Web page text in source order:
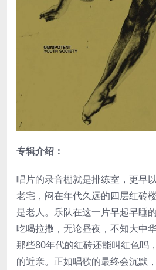
专辑介绍：
唱片的录音棚就是排练室，更早
老宅，闷在年代久远的四层红砖
是老人。乐队在这一片早起早睡
吃喝拉撒，无论昼夜，不知大中华
那些80年代的红砖还能叫红色吗
的近亲。正如唱歌的最终会沉默